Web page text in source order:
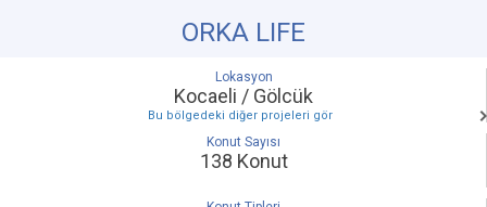
ORKA LIFE
Lokasyon
Kocaeli / Gölcük
Bu bölgedeki diğer projeleri gör
Konut Sayısı
138 Konut